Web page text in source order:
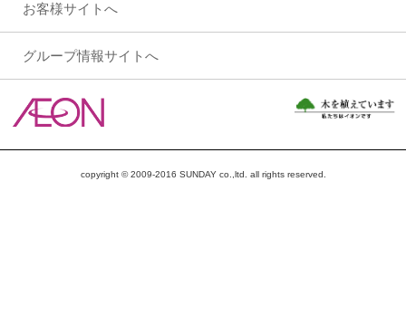
お客様サイトへ
グループ情報サイトへ
copyright © 2009-2016 SUNDAY co.,ltd. all rights reserved.